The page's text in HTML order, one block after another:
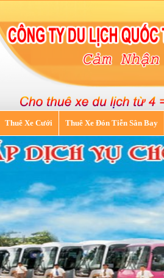
Thuê Xe Cưới Thuê Xe Đón Tiễn Sân Bay